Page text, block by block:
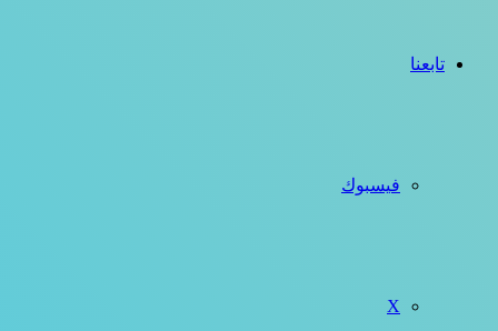
تابعنا
فيسبوك
‫X